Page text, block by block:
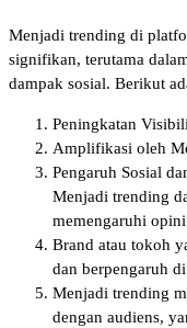
Menjadi trending di
signifikan, terutama
dampak sosial. Berikut
Peningkatan
Amplifikasi oleh
Pengaruh Sosial
Menjadi trending
memengaruhi
Brand atau tokoh
dan berpengaruh
Menjadi trending
dengan audiens,